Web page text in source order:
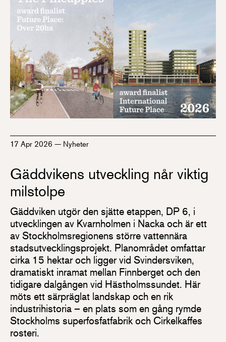
17 Apr 2026 — Nyheter
Gäddvikens utveckling når viktig
milstolpe
Gäddviken utgör den sjätte etappen, DP 6, i
utvecklingen av Kvarnholmen i Nacka och är ett
av Stockholmsregionens större vattennära
stadsutvecklingsprojekt. Planområdet omfattar
cirka 15 hektar och ligger vid Svindersviken,
dramatiskt inramat mellan Finnberget och den
tidigare dalgången vid Hästholmssundet. Här
möts ett särpräglat landskap och en rik
industrihistoria – en plats som en gång rymde
Stockholms superfosfatfabrik och Cirkelkaffes
rosteri.